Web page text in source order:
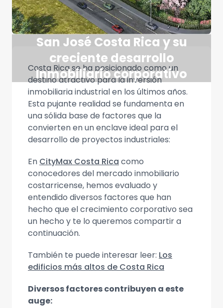
San José Costa Rica y su
creciente desarrollo
Inmobiliario corporativo
Costa Rica se ha posicionado como un
destino atractivo para la inversión
inmobiliaria industrial en los últimos años.
Esta pujante realidad se fundamenta en
una sólida base de factores que la
convierten en un enclave ideal para el
desarrollo de proyectos industriales:
En CityMax Costa Rica como
conocedores del mercado inmobiliario
costarricense, hemos evaluado y
entendido diversos factores que han
hecho que el crecimiento corporativo sea
un hecho y te lo queremos compartir a
continuación.
También te puede interesar leer: Los
edificios más altos de Costa Rica
Diversos factores contribuyen a este
auge: